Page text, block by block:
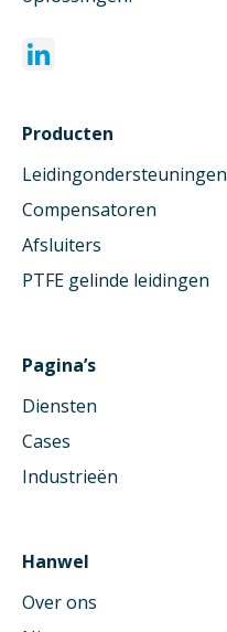
Producten
Leidingondersteuningen
Compensatoren
Afsluiters
PTFE gelinde leidingen
Pagina’s
Diensten
Cases
Industrieën
Hanwel
Over ons